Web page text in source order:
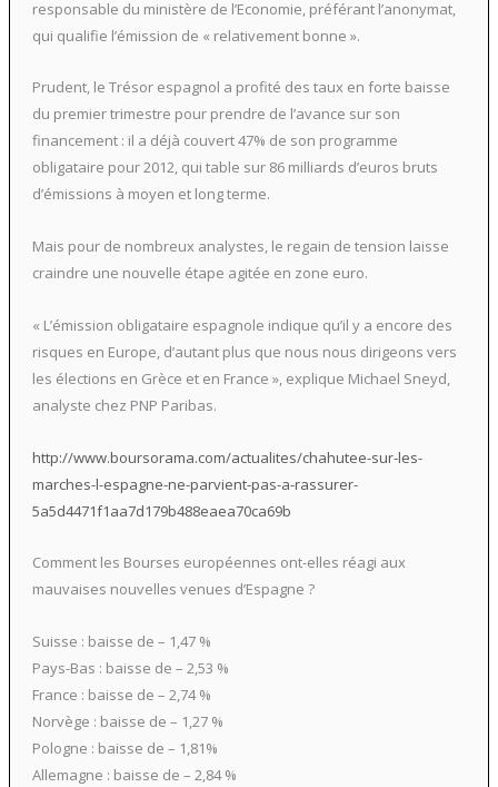
responsable du ministère de l’Economie, préférant l’anonymat,
qui qualifie l’émission de « relativement bonne ».
Prudent, le Trésor espagnol a profité des taux en forte baisse
du premier trimestre pour prendre de l’avance sur son
financement : il a déjà couvert 47% de son programme
obligataire pour 2012, qui table sur 86 milliards d’euros bruts
d’émissions à moyen et long terme.
Mais pour de nombreux analystes, le regain de tension laisse
craindre une nouvelle étape agitée en zone euro.
« L’émission obligataire espagnole indique qu’il y a encore des
risques en Europe, d’autant plus que nous nous dirigeons vers
les élections en Grèce et en France », explique Michael Sneyd,
analyste chez PNP Paribas.
http://www.boursorama.com/actualites/chahutee-sur-les-
marches-l-espagne-ne-parvient-pas-a-rassurer-
5a5d4471f1aa7d179b488eaea70ca69b
Comment les Bourses européennes ont-elles réagi aux
mauvaises nouvelles venues d’Espagne ?
Suisse : baisse de – 1,47 %
Pays-Bas : baisse de – 2,53 %
France : baisse de – 2,74 %
Norvège : baisse de – 1,27 %
Pologne : baisse de – 1,81%
Allemagne : baisse de – 2,84 %